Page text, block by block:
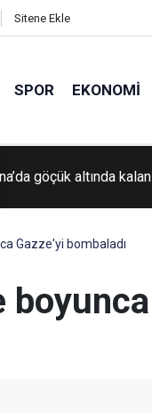
Sitene Ekle
SPOR EKONOMI
pirinç üretimi alarm
Gazze'yi bombaladı